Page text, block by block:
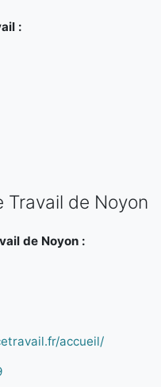
:
Travail de Noyon
de Noyon :
accueil/